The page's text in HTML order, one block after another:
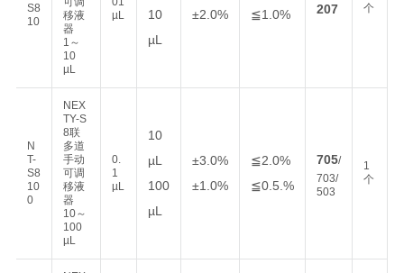
S8
10
移液
器
1～
10
µL
µL
10
µL
±2.0%
≦1.0%
207
个
N
T-
S8
10
0
NEX
TY-S
8联
多道
手动
可调
移液
器
10～
100
µL
0.
1
µL
10
µL
100
µL
±3.0%
±1.0%
≦2.0%
≦0.5.%
705/
703/
503
1
个